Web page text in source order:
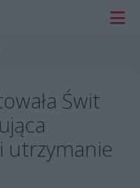
Świt
utrzymanie